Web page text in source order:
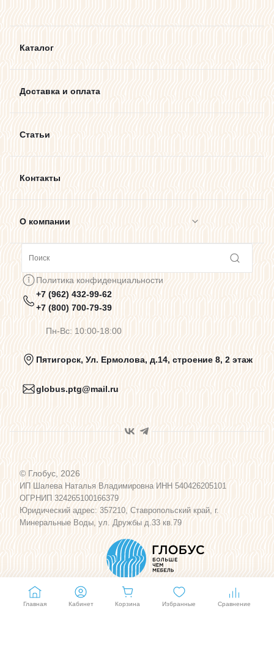
Каталог
Доставка и оплата
Статьи
Контакты
О компании
Предупреждения о цветопередаче
Политика конфиденциальности
Пользовательское соглашение
Программа лояльности
Карта сайта
Политика конфиденциальности
+7 (962) 432-99-62
+7 (800) 700-79-39
Пн-Вс: 10:00-18:00
Пятигорск, Ул. Ермолова, д.14, строение 8, 2 этаж
globus.ptg@mail.ru
© Глобус, 2026
ИП Шалева Наталья Владимировна ИНН 540426205101
ОГРНИП 324265100166379
Юридический адрес: 357210, Ставропольский край, г.
Минеральные Воды, ул. Дружбы д.33 кв.79
Главная Кабинет Корзина Избранные Сравнение